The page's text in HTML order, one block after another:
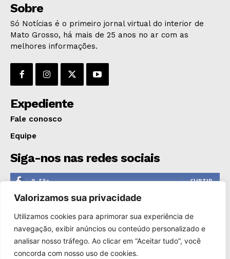
ESPORTES
ECONOMIA
OPINIÃO
EDUCAÇÃO
SAÚDE
AGRONOTÍCIAS
ÚLTIMAS NOTÍCIAS
Valorizamos sua privacidade
Utilizamos cookies para aprimorar sua experiência de
navegação, exibir anúncios ou conteúdo personalizado e
analisar nosso tráfego. Ao clicar em “Aceitar tudo”, você
concorda com nosso uso de cookies.
Sobre
Só Notícias é o primeiro jornal virtual do interior de
Mato Grosso, há mais de 25 anos no ar com as
melhores informações.
Expediente
Fale conosco
Equipe
Siga-nos nas redes sociais
0 Fãs CURTIR
0 Seguidores
1,110 Seguidores SEGUIR
0 Inscritos INSCREVER